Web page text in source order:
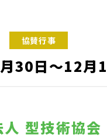
協賛行事
30日～12月
人 型技術協